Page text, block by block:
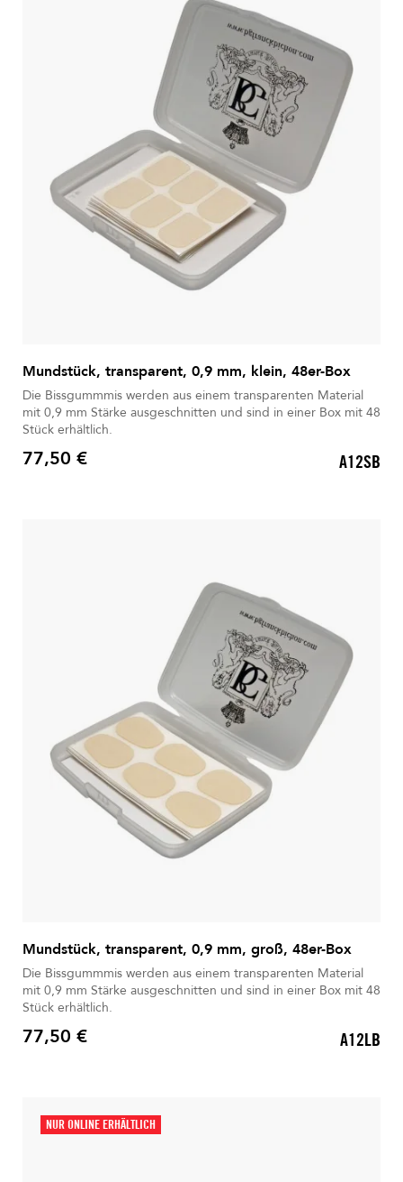
Mundstück, transparent, 0,9 mm, klein, 48er-Box
Die Bissgummmis werden aus einem transparenten Material
mit 0,9 mm Stärke ausgeschnitten und sind in einer Box mit 48
Stück erhältlich.
Preis
77,50 € A12SB
Mundstück, transparent, 0,9 mm, groß, 48er-Box
Die Bissgummmis werden aus einem transparenten Material
mit 0,9 mm Stärke ausgeschnitten und sind in einer Box mit 48
Stück erhältlich.
Preis
77,50 € A12LB
NUR ONLINE ERHÄLTLICH